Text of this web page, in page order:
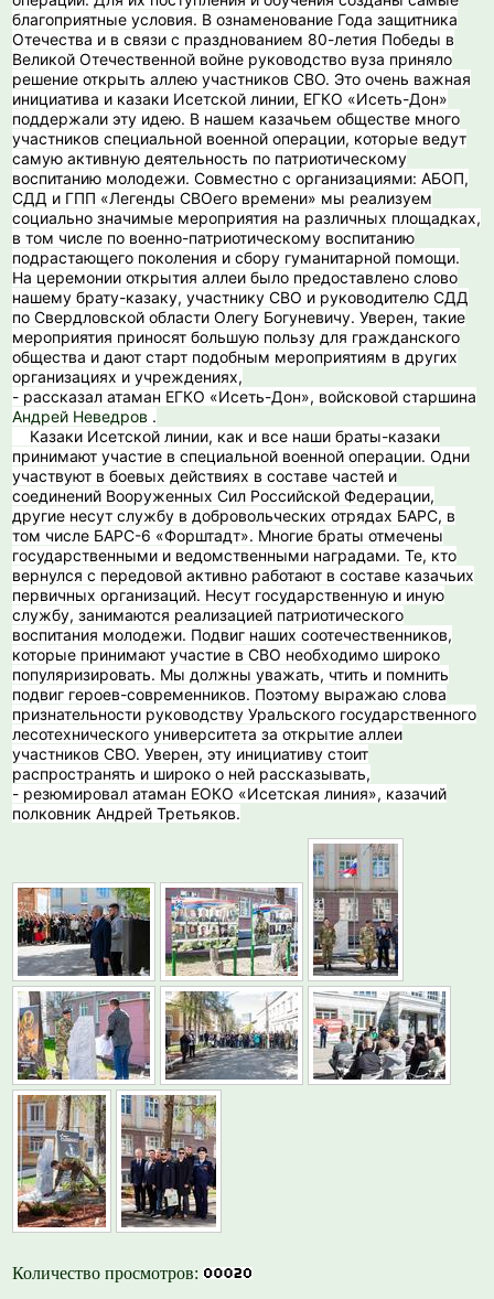
благоприятные условия. В ознаменование Года защитника
Отечества и в связи с празднованием 80-летия Победы в
Великой Отечественной войне руководство вуза приняло
решение открыть аллею участников СВО. Это очень важная
инициатива и казаки Исетской линии, ЕГКО «Исеть-Дон»
поддержали эту идею. В нашем казачьем обществе много
участников специальной военной операции, которые ведут
самую активную деятельность по патриотическому
воспитанию молодежи. Совместно с организациями: АБОП,
СДД и ГПП «Легенды СВОего времени» мы реализуем
социально значимые мероприятия на различных площадках,
в том числе по военно-патриотическому воспитанию
подрастающего поколения и сбору гуманитарной помощи.
На церемонии открытия аллеи было предоставлено слово
нашему брату-казаку, участнику СВО и руководителю СДД
по Свердловской области Олегу Богуневичу. Уверен, такие
мероприятия приносят большую пользу для гражданского
общества и дают старт подобным мероприятиям в других
организациях и учреждениях,
- рассказал атаман ЕГКО «Исеть-Дон», войсковой старшина
Андрей Неведров .
Казаки Исетской линии, как и все наши браты-казаки
принимают участие в специальной военной операции. Одни
участвуют в боевых действиях в составе частей и
соединений Вооруженных Сил Российской Федерации,
другие несут службу в добровольческих отрядах БАРС, в
том числе БАРС-6 «Форштадт». Многие браты отмечены
государственными и ведомственными наградами. Те, кто
вернулся с передовой активно работают в составе казачьих
первичных организаций. Несут государственную и иную
службу, занимаются реализацией патриотического
воспитания молодежи. Подвиг наших соотечественников,
которые принимают участие в СВО необходимо широко
популяризировать. Мы должны уважать, чтить и помнить
подвиг героев-современников. Поэтому выражаю слова
признательности руководству Уральского государственного
лесотехнического университета за открытие аллеи
участников СВО. Уверен, эту инициативу стоит
распространять и широко о ней рассказывать,
- резюмировал атаман ЕОКО «Исетская линия», казачий
полковник Андрей Третьяков.
Количество просмотров: